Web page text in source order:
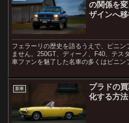
の関係を
ザインへ
フェラーリの歴史を語るうえで、ピニ
ません。250GT、ディーノ、F40、テス
車ファンを魅了した名車の多くはピニン
新車
プラドの
化する方